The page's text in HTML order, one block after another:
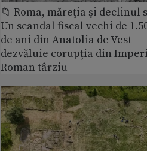
📁 Roma, măreţia şi declinul
Un scandal fiscal vechi de
de ani din Anatolia de Vest
dezvăluie corupția din
Roman târziu